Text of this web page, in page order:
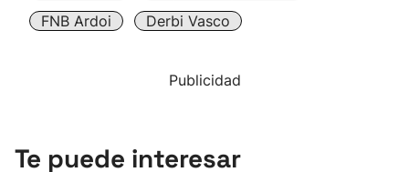
FNB Ardoi
Derbi Vasco
Publicidad
Te puede interesar